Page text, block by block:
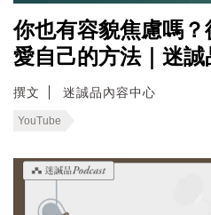
你也有容貌焦慮嗎？
愛自己的方法｜迷誠
撰文 迷誠品內容中心
YouTube